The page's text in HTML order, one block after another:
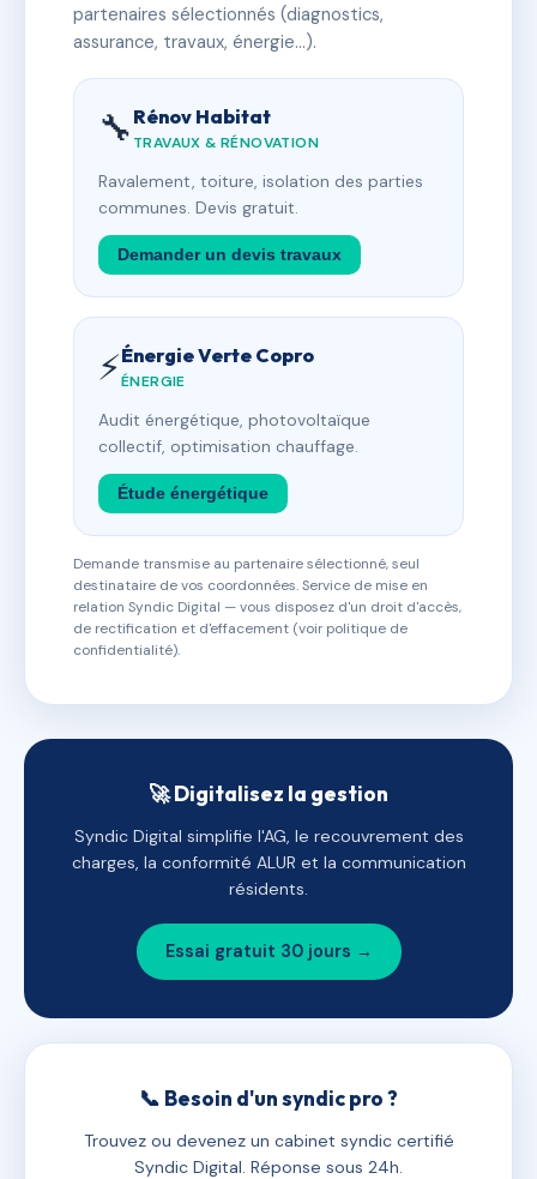
partenaires sélectionnés (diagnostics,
assurance, travaux, énergie…).
🔧 Rénov Habitat
TRAVAUX & RÉNOVATION
Ravalement, toiture, isolation des parties
communes. Devis gratuit.
Demander un devis travaux
⚡Énergie Verte Copro
ÉNERGIE
Audit énergétique, photovoltaïque
collectif, optimisation chauffage.
Étude énergétique
Demande transmise au partenaire sélectionné, seul
destinataire de vos coordonnées. Service de mise en
relation Syndic Digital — vous disposez d'un droit d'accès,
de rectification et d'effacement (voir politique de
confidentialité).
🚀 Digitalisez la gestion
Syndic Digital simplifie l'AG, le recouvrement des
charges, la conformité ALUR et la communication
résidents.
Essai gratuit 30 jours →
📞 Besoin d'un syndic pro ?
Trouvez ou devenez un cabinet syndic certifié
Syndic Digital. Réponse sous 24h.